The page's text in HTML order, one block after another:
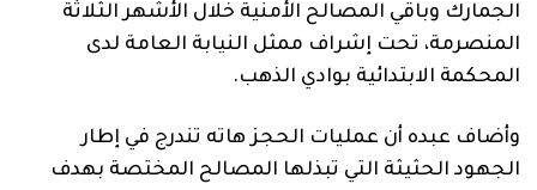
الجمارك وباقي المصالح الأمنية خلال الأشهر الثلاثة
المنصرمة، تحت إشراف ممثل النيابة العامة لدى
المحكمة الابتدائية بوادي الذهب.
وأضاف عبده أن عمليات الحجز هاته تندرج في إطار
الجهود الحثيثة التي تبذلها المصالح المختصة بهدف